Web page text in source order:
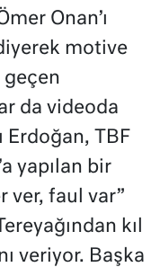
Onan’ı
motive
da videoda
Erdoğan, TBF
yapılan bir
ver, faul var”
kıl
veriyor. Başka